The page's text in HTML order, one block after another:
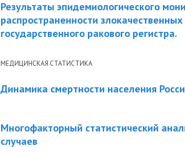
Результаты эпидемиологического
распространенности
государственного ракового регистра.
МЕДИЦИНСКАЯ СТАТИСТИКА
Динамика смертности населения
Многофакторный статистический
случаев